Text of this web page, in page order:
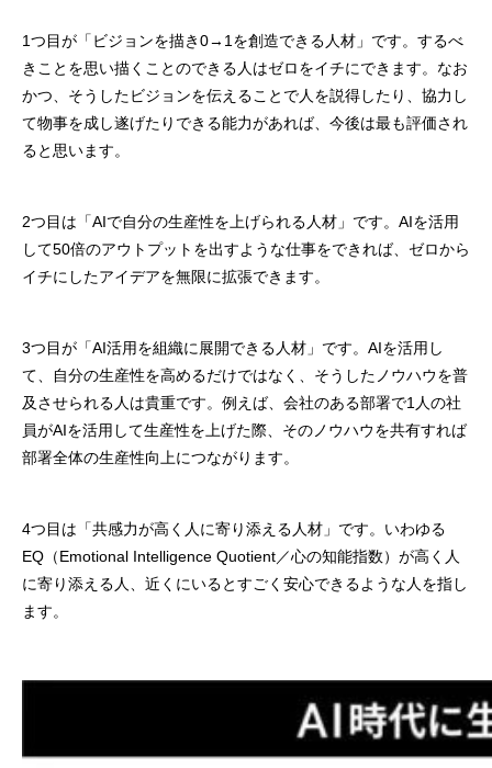
1つ目が「ビジョンを描き0→1を創造できる人材」です。するべ
きことを思い描くことのできる人はゼロをイチにできます。なお
かつ、そうしたビジョンを伝えることで人を説得したり、協力し
て物事を成し遂げたりできる能力があれば、今後は最も評価され
ると思います。
2つ目は「AIで自分の生産性を上げられる人材」です。AIを活用
して50倍のアウトプットを出すような仕事をできれば、ゼロから
イチにしたアイデアを無限に拡張できます。
3つ目が「AI活用を組織に展開できる人材」です。AIを活用し
て、自分の生産性を高めるだけではなく、そうしたノウハウを普
及させられる人は貴重です。例えば、会社のある部署で1人の社
員がAIを活用して生産性を上げた際、そのノウハウを共有すれば
部署全体の生産性向上につながります。
4つ目は「共感力が高く人に寄り添える人材」です。いわゆる
EQ（Emotional Intelligence Quotient／心の知能指数）が高く人
に寄り添える人、近くにいるとすごく安心できるような人を指し
ます。